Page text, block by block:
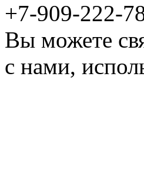
+7-909-222-
Вы можете
с нами,